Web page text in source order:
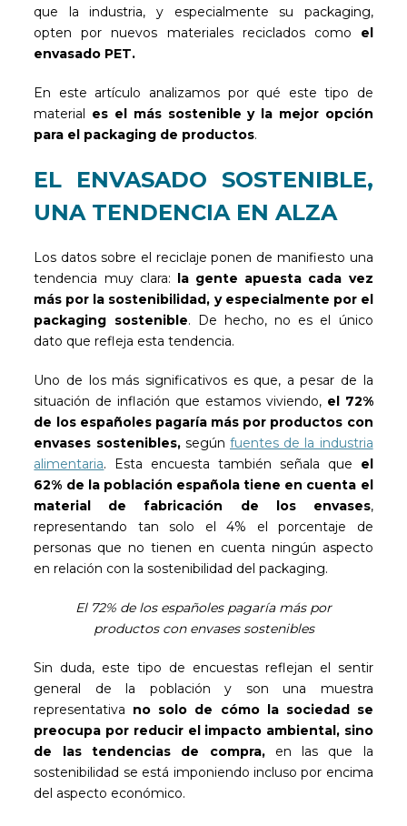
que la industria, y especialmente su packaging,
opten por nuevos materiales reciclados como el
envasado PET.
En este artículo analizamos por qué este tipo de
material es el más sostenible y la mejor opción
para el packaging de productos.
EL ENVASADO SOSTENIBLE,
UNA TENDENCIA EN ALZA
Los datos sobre el reciclaje ponen de manifiesto una
tendencia muy clara: la gente apuesta cada vez
más por la sostenibilidad, y especialmente por el
packaging sostenible. De hecho, no es el único
dato que refleja esta tendencia.
Uno de los más significativos es que, a pesar de la
situación de inflación que estamos viviendo, el 72%
de los españoles pagaría más por productos con
envases sostenibles,segúnfuentes de la industria
alimentaria. Esta encuesta también señala que el
62% de la población española tiene en cuenta el
material de fabricación de los envases,
representando tan solo el 4% el porcentaje de
personas que no tienen en cuenta ningún aspecto
en relación con la sostenibilidad del packaging.
El 72% de los españoles pagaría más por
productos con envases sostenibles
Sin duda, este tipo de encuestas reflejan el sentir
general de la población y son una muestra
representativa no solo de cómo la sociedad se
preocupa por reducir el impacto ambiental, sino
de las tendencias de compra,en las que la
sostenibilidad se está imponiendo incluso por encima
del aspecto económico.